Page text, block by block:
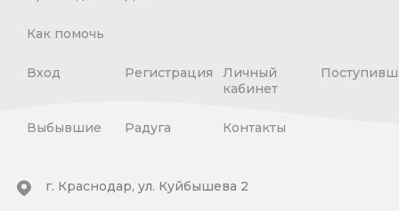
Как помочь
Вход Регистрация
Личный
кабинет
Выбывшие Радуга Контакты
г. Краснодар, ул. Куйбышева 2